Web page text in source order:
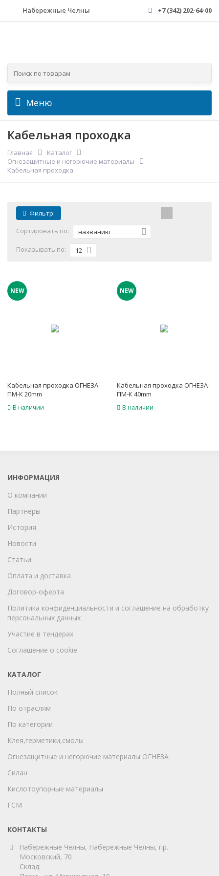
Набережные Челны +7 (342) 202-64-00
Меню
Кабельная проходка
Главная
Каталог
Огнезащитные и негорючие материалы
Кабельная проходка
Фильтр:
Сортировать по: названию
Показывать по: 12
NEW
Кабельная проходка ОГНЕЗА-
ПМ-К 20mm
В наличии
NEW
Кабельная проходка ОГНЕЗА-
ПМ-К 40mm
В наличии
ИНФОРМАЦИЯ
О компании
Партнеры
История
Новости
Статьи
Оплата и доставка
Договор-оферта
Политика конфиденциальности и соглашение на обработку
персональных данных
Участие в тендерах
Соглашение о cookie
КАТАЛОГ
Полный список
По отраслям
По категории
Клея,герметики,смолы
Огнезащитные и негорючие материалы ОГНЕЗА
Силан
Кислотоупорные материалы
ГСМ
КОНТАКТЫ
Набережные Челны, Набережные Челны, пр.
Московский, 70
Склад: